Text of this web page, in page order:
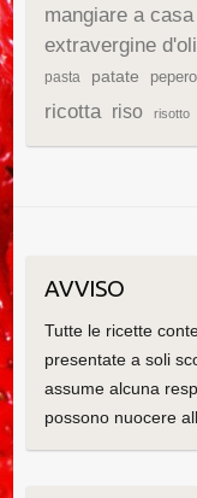
mangiare a casa
extravergine
pasta patate
ricotta riso risotto
AVVISO
Tutte le ricette
presentate a soli
assume alcuna
possono nuocere